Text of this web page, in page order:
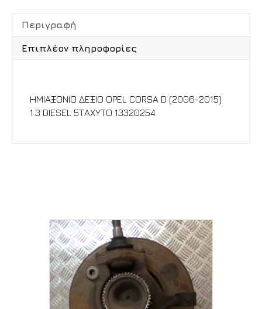
Περιγραφή
Επιπλέον πληροφορίες
ΗΜΙΑΞΟΝΙΟ ΔΕΞΙΟ OPEL CORSA D (2006-2015)
1.3 DIESEL 5ΤΑΧΥΤΟ 13320254